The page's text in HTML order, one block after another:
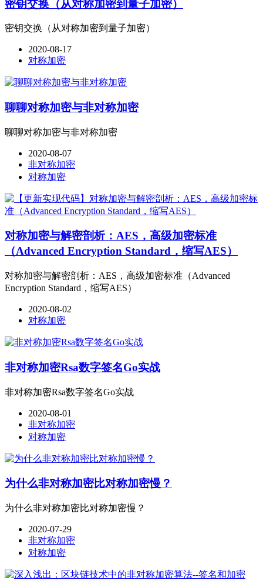
密钥交换（从对称加密到量子加密）
密钥交换（从对称加密到量子加密）
2020-08-17
对称加密
聊聊对称加密与非对称加密
聊聊对称加密与非对称加密
2020-08-07
非对称加密
对称加密
对称加密与解密剖析：AES，高级加密标准
（Advanced Encryption Standard，缩写AES）
对称加密与解密剖析：AES，高级加密标准（Advanced
Encryption Standard，缩写AES）
2020-08-02
对称加密
非对称加密Rsa数字签名Go实战
非对称加密Rsa数字签名Go实战
2020-08-01
非对称加密
对称加密
为什么非对称加密比对称加密慢？
为什么非对称加密比对称加密慢？
2020-07-29
非对称加密
对称加密